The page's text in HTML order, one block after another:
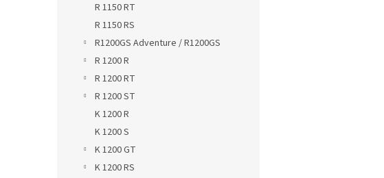
R 1150 RT
R 1150 RS
R1200GS Adventure / R1200GS
R 1200 R
R 1200 RT
R 1200 ST
K 1200 R
K 1200 S
K 1200 GT
K 1200 RS